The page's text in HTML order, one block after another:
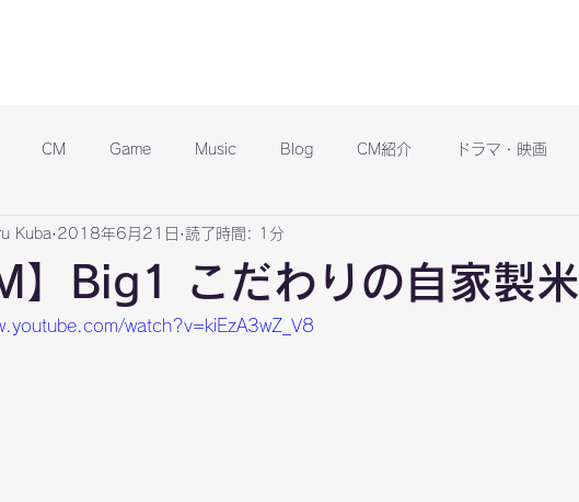
CM Game Music Blog CM紹介 ドラマ・映画
】Big1 こだわりの自家製米
Kuba 2018年6月21日 読了時間: 1分
watch?v=kiEzA3wZ_V8